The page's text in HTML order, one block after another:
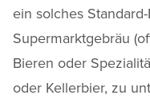
ein solches
Supermarktgebräu
Bieren oder
oder Kellerbier, zu